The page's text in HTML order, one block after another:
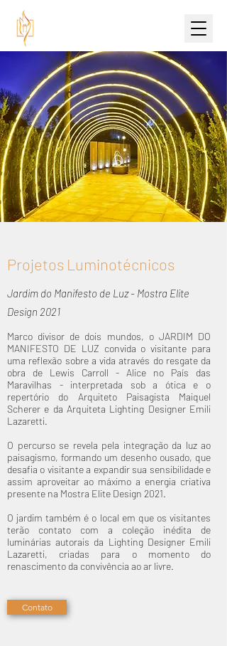
Projetos Luminotécnicos
Jardim do Manifesto de Luz - Mostra Elite
Design 2021
Marco divisor de dois mundos, o JARDIM DO
MANIFESTO DE LUZ convida o visitante para
uma reflexão sobre a vida através do resgate da
obra de Lewis Carroll - Alice no País das
Maravilhas - interpretada sob a ótica e o
repertório do Arquiteto Paisagista Maiquel
Scherer e da Arquiteta Lighting Designer Emili
Lazaretti.
O percurso se revela pela integração da luz ao
paisagismo, formando um desenho ousado, que
desafia o visitante a expandir sua sensibilidade e
assim aproveitar ao máximo a energia criativa
presente na Mostra Elite Design 2021.
O jardim também é o local em que os visitantes
terão contato com a coleção inédita de
luminárias autorais da Lighting Designer Emili
Lazaretti, criadas para o momento do
renascimento da convivência ao ar livre.
Contato